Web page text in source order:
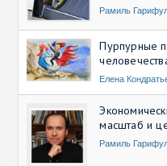
Рамиль
Пурпурные
Елена
масштаб и
Рамиль